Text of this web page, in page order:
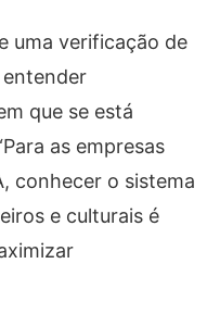
uma verificação de
que se está
as empresas
conhecer o sistema
e culturais é